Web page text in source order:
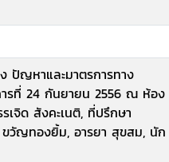
ปัญหาและมาตรการทาง
ารที่ 24 กันยายน 2556 ณ ห้อง
จิด สังคะเนติ, ที่ปรึกษา
ขวัญทองยิ้ม, อารยา สุขสม, นัก